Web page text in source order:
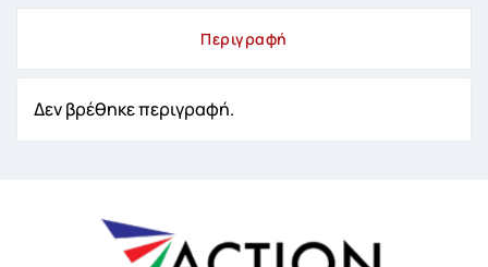
Περιγραφή
Δεν βρέθηκε περιγραφή.